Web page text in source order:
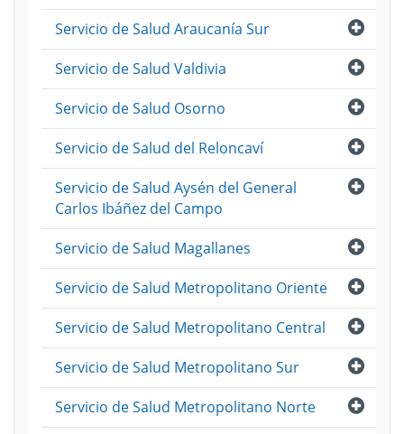
Abrir
Servicio de Salud Araucanía Sur
Abrir
Servicio de Salud Valdivia
Abrir
Servicio de Salud Osorno
Abrir
Servicio de Salud del Reloncaví
Abrir
Servicio de Salud Aysén del General
Carlos Ibáñez del Campo
Abrir
Servicio de Salud Magallanes
Abrir
Servicio de Salud Metropolitano Oriente
Abrir
Servicio de Salud Metropolitano Central
Abrir
Servicio de Salud Metropolitano Sur
Abrir
Servicio de Salud Metropolitano Norte